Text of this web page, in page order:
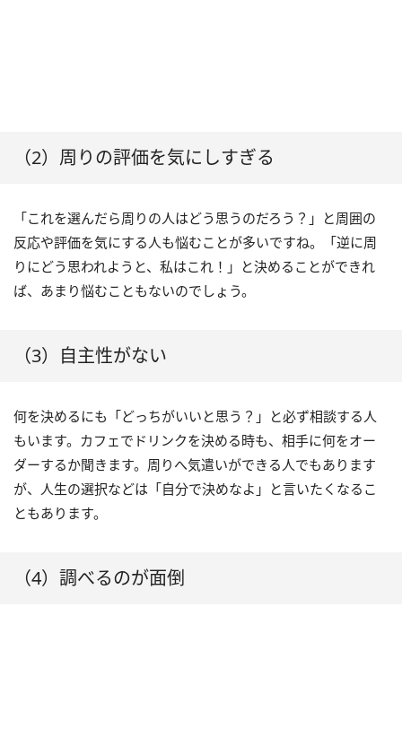
（2）周りの評価を気にしすぎる
「これを選んだら周りの人はどう思うのだろう？」と周囲の
反応や評価を気にする人も悩むことが多いですね。「逆に周
りにどう思われようと、私はこれ！」と決めることができれ
ば、あまり悩むこともないのでしょう。
（3）自主性がない
何を決めるにも「どっちがいいと思う？」と必ず相談する人
もいます。カフェでドリンクを決める時も、相手に何をオー
ダーするか聞きます。周りへ気遣いができる人でもあります
が、人生の選択などは「自分で決めなよ」と言いたくなるこ
ともあります。
（4）調べるのが面倒